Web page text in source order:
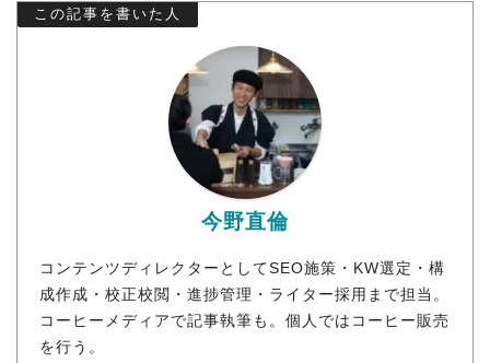
この記事を書いた人
今野直倫
コンテンツディレクターとしてSEO施策・KW選定・構
成作成・校正校閲・進捗管理・ライター採用まで担当。
コーヒーメディアで記事執筆も。個人ではコーヒー販売
を行う。